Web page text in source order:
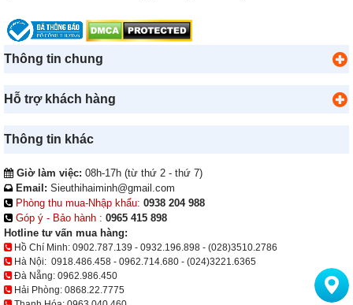
Thông tin chung
Hỗ trợ khách hàng
Thông tin khác
Giờ làm việc: 08h-17h (từ thứ 2 - thứ 7)
Email: Sieuthihaiminh@gmail.com
Phòng thu mua-Nhập khẩu: 0938 204 988
Góp ý - Bảo hành : 0965 415 898
Hotline tư vấn mua hàng:
Hồ Chí Minh: 0902.787.139 - 0932.196.898 - (028)3510.2786
Hà Nội: 0918.486.458 - 0962.714.680 - (024)3221.6365
Đà Nẵng: 0962.986.450
Hải Phòng: 0868.22.7775